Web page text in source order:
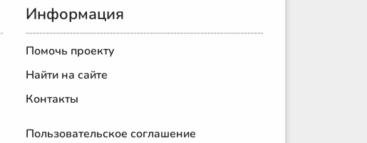
Информация
Помочь проекту
Найти на сайте
Контакты
Пользовательское соглашение